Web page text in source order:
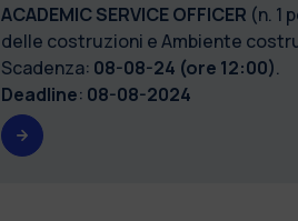
ACADEMIC SERVICE OFFICER (n. 1
delle costruzioni e Ambiente
Scadenza: 08-08-24 (ore 12:00).
Deadline: 08-08-2024